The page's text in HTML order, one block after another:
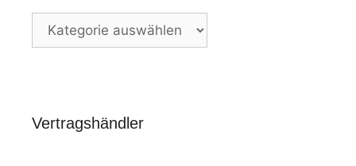
Nach
Stichworten
Vertragshändler